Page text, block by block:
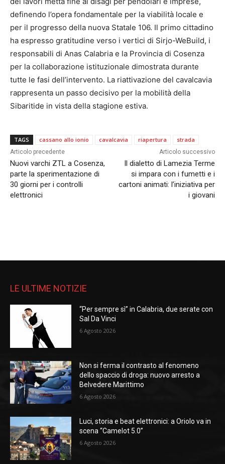
definendo l’opera fondamentale per la viabilità locale e
per il progresso della nuova Statale 106. Il primo cittadino
ha espresso gratitudine verso i vertici di Sirjo-WeBuild, i
responsabili di Anas Calabria e la Provincia di Cosenza
per la collaborazione istituzionale dimostrata durante
tutte le fasi dell’intervento. La riattivazione del cavalcavia
rappresenta un passo decisivo per la mobilità della
Sibaritide in vista della stagione estiva.
TAGS cassano allo ionio cavalcavia riapertura strada
Articolo precedente
Nuovi varchi ZTL a Cosenza,
parte la sperimentazione di
30 giorni per i controlli
elettronici
Articolo successivo
Il dialetto di Lamezia Terme
si impara con i fumetti e i
cartoni animati: l’iniziativa per
i giovani
LE ULTIME NOTIZIE
“Per sempre sì” in Calabria, due serate con
Sal Da Vinci
6 Agosto 2026
Non si ferma il contrasto al fenomeno
dello spaccio di droga: nuovo arresto a
Belvedere Marittimo
6 Agosto 2026
Luci, storia e beat elettronici: a Oriolo va in
scena “Camelot 5.0”
6 Agosto 2026